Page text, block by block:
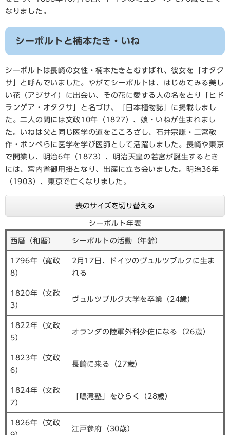
なりました。
シーボルトと楠本たき・いね
シーボルトは長崎の女性・楠本たきとむすばれ、彼女を「オタク
サ」と呼んでいました。やがてシーボルトは、はじめてみる美し
い花（アジサイ）に出会い、その花に愛する人の名をとり「ヒド
ランゲア・オタクサ」と名づけ、『日本植物誌』に掲載しまし
た。二人の間には文政10年（1827）、娘・いねが生まれまし
た。いねは父と同じ医学の道をこころざし、石井宗謙・二宮敬
作・ポンペらに医学を学び医師として活躍しました。長崎や東京
で開業し、明治6年（1873）、明治天皇の若宮が誕生するとき
には、宮内省御用掛となり、出産に立ち会いました。明治36年
（1903）、東京で亡くなりました。
表のサイズを切り替える
シーボルト年表
西暦（和暦） シーボルトの活動（年齢）
1796年（寛政
8）
2月17日、ドイツのヴュルツブルクに生ま
れる
1820年（文政
3）
ヴュルツブルク大学を卒業（24歳）
1822年（文政
5）
オランダの陸軍外科少佐になる（26歳）
1823年（文政
6）
長崎に来る（27歳）
1824年（文政
7）
「鳴滝塾」をひらく（28歳）
1826年（文政
江戸参府（30歳）